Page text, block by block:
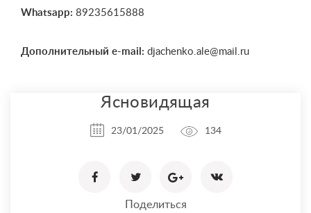
Whatsapp: 89235615888
Дополнительный e-mail: djachenko.ale@mail.ru
Ясновидящая
23/01/2025 134
Поделиться